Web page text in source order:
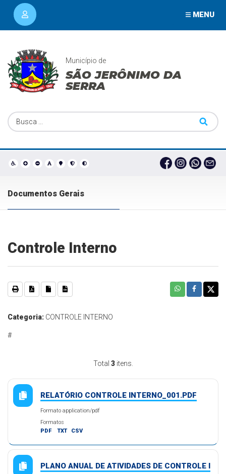
MENU
Município de
SÃO JERÔNIMO DA
SERRA
Documentos Gerais
Controle Interno
Categoria: CONTROLE INTERNO
#
Total 3itens.
RELATÓRIO CONTROLE INTERNO_001.PDF
Formato application/pdf
Formatos
PDF
TXT CSV
PLANO ANUAL DE ATIVIDADES DE CONTROLE I